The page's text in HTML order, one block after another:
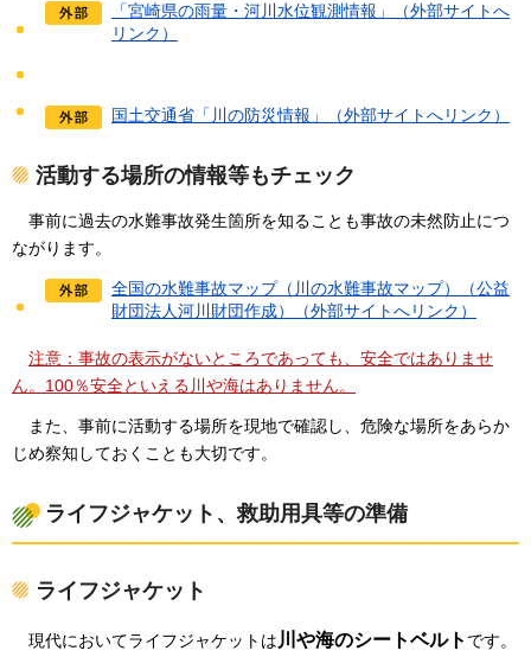
「宮崎県の雨量・河川水位観測情報」（外部サイトへ
リンク）
国土交通省「川の防災情報」（外部サイトへリンク）
活動する場所の情報等もチェック
事前に過去の水難事故発生箇所を知ることも事故の未然防止につ
ながります。
全国の水難事故マップ（川の水難事故マップ）（公益
財団法人河川財団作成）（外部サイトへリンク）
注意 ：事故の表示がないところであっても、安全ではありませ
ん。100％安全といえる川や海はありません。
ま た、事前に活動する場所を現地で確認し、危険な場所をあらか
じめ察知しておくことも大切です。
ライフジャケット、救助用具等の準備
ライフジャケット
現代においてライフジャケットは 川や海のシートベルト です。